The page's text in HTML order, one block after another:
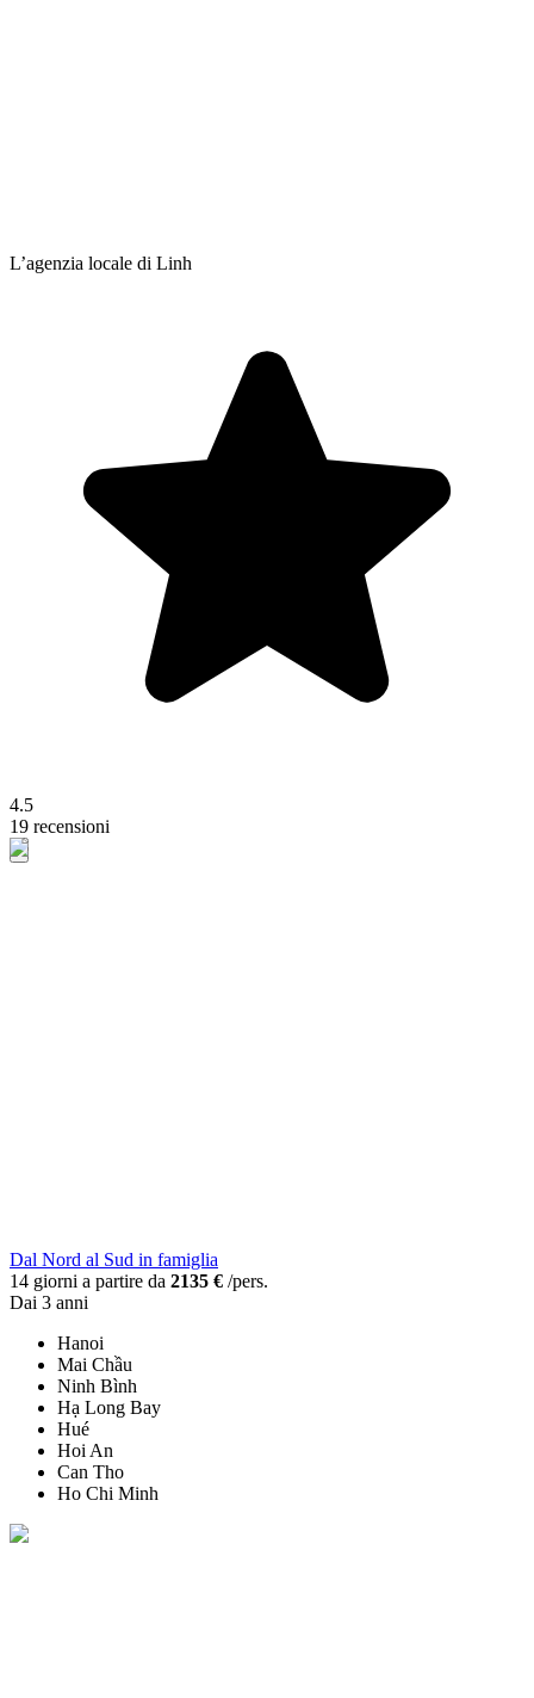
L’agenzia locale di Linh
4.5
19 recensioni
Dal Nord al Sud in famiglia
14 giorni a partire da 2135 € /pers.
Dai 3 anni
Hanoi
Mai Chầu
Ninh Bình
Hạ Long Bay
Hué
Hoi An
Can Tho
Ho Chi Minh